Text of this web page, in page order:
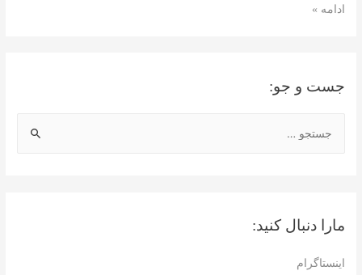
جست و جو:
بمارا دنبال کنید:
اینستاگرام
هزینه
ادامه »